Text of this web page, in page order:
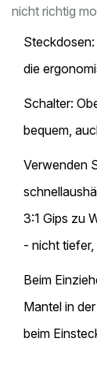
nicht richtig
die
Schalter:
bequem,
Verwenden
3:1 Gips zu
- nicht
Beim
Mantel in
beim